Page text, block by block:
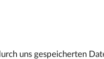
uns gespeicherten